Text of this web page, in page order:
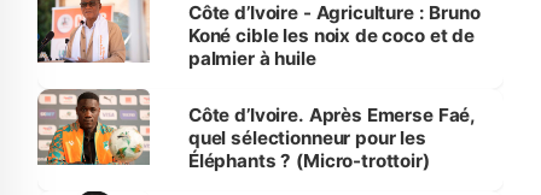
Côte d’Ivoire - Agriculture : Bruno
Koné cible les noix de coco et de
palmier à huile
Côte d’Ivoire. Après Emerse Faé,
quel sélectionneur pour les
Éléphants ? (Micro-trottoir)